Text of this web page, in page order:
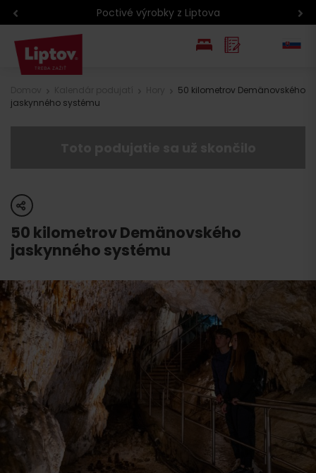
Poctivé výrobky z Liptova
50 kilometrov Demänovského
jaskynného systému
share
50 kilometrov Demänovského
jaskynného systému